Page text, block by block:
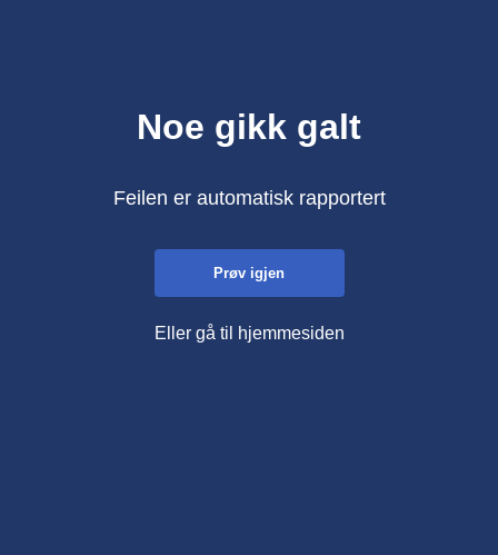
Noe gikk galt
Feilen er automatisk rapportert
Prøv igjen
Eller gå til hjemmesiden